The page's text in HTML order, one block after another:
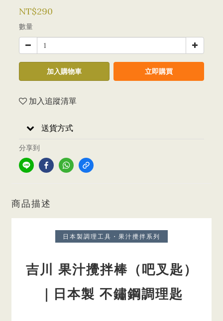
NT$290
數量
加入購物車 立即購買
加入追蹤清單
送貨方式
分享到
商品描述
日本製調理工具・果汁攪拌系列
吉川 果汁攪拌棒（吧叉匙）
｜日本製 不鏽鋼調理匙